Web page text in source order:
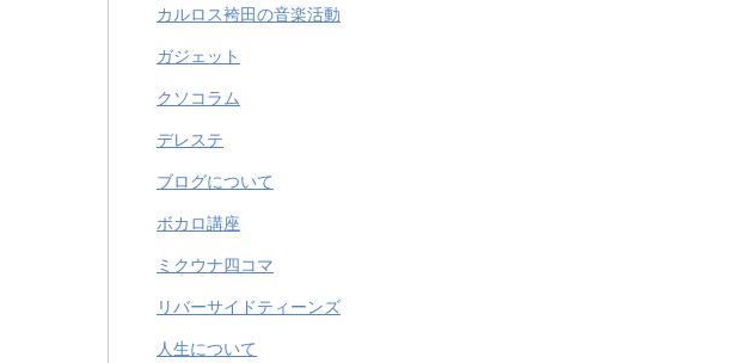
カルロス袴田の音楽活動
ガジェット
クソコラム
デレステ
ブログについて
ボカロ講座
ミクウナ四コマ
リバーサイドティーンズ
人生について